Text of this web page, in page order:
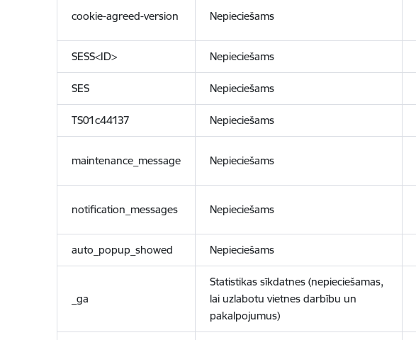
cookie-agreed-version Nepieciešams
SESS<ID> Nepieciešams
SES Nepieciešams
TS01c44137 Nepieciešams
maintenance_message Nepieciešams
notification_messages Nepieciešams
auto_popup_showed Nepieciešams
_ga
Statistikas sīkdatnes (nepieciešamas,
lai uzlabotu vietnes darbību un
pakalpojumus)